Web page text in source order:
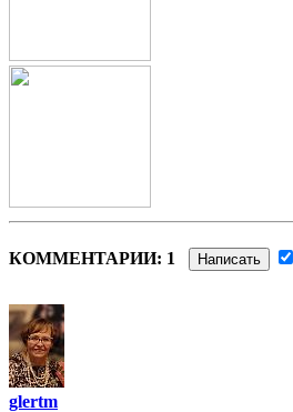
КОММЕНТАРИИ: 1 Написать
glertm